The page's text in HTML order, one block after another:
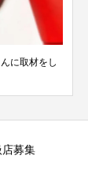
に取材をし
募集